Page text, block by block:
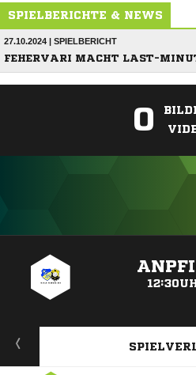
SPIELBERICHTE & NEWS
27.10.2024 | SPIELBERICHT
FEHERVARI MACHT LAST-
0